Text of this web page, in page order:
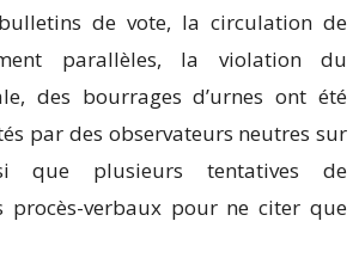
de vote, la circulation de
parallèles, la violation du
des bourrages d’urnes ont été
par des observateurs neutres sur
que plusieurs tentatives de
procès-verbaux pour ne citer que